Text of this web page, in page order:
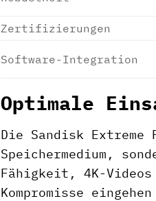
Zertifizierungen
Software-Integration
Optimale
Die Sandisk
Speichermedium,
Fähigkeit, 4K-
Kompromisse